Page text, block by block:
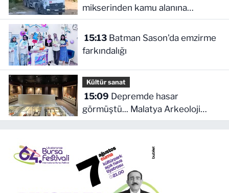
mikserinden kamu alanına
döküme 150 bin TL ceza
15:13Batman Sason'da emzirme
farkındalığı
Kültür sanat
15:09
görmüştü... Malatya Arkeoloji
Müzesi yenilendi